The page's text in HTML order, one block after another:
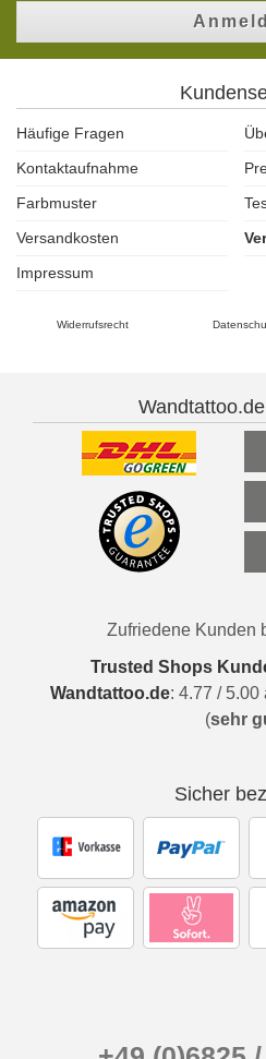
Häufige Fragen
Kontaktaufnahme
Farbmuster
Versandkosten
Impressum
Widerrufsrecht
Zufriedene Kunden
Trusted Shops
Wandtattoo.de: 4.77 / 5.00
(sehr
Sicher